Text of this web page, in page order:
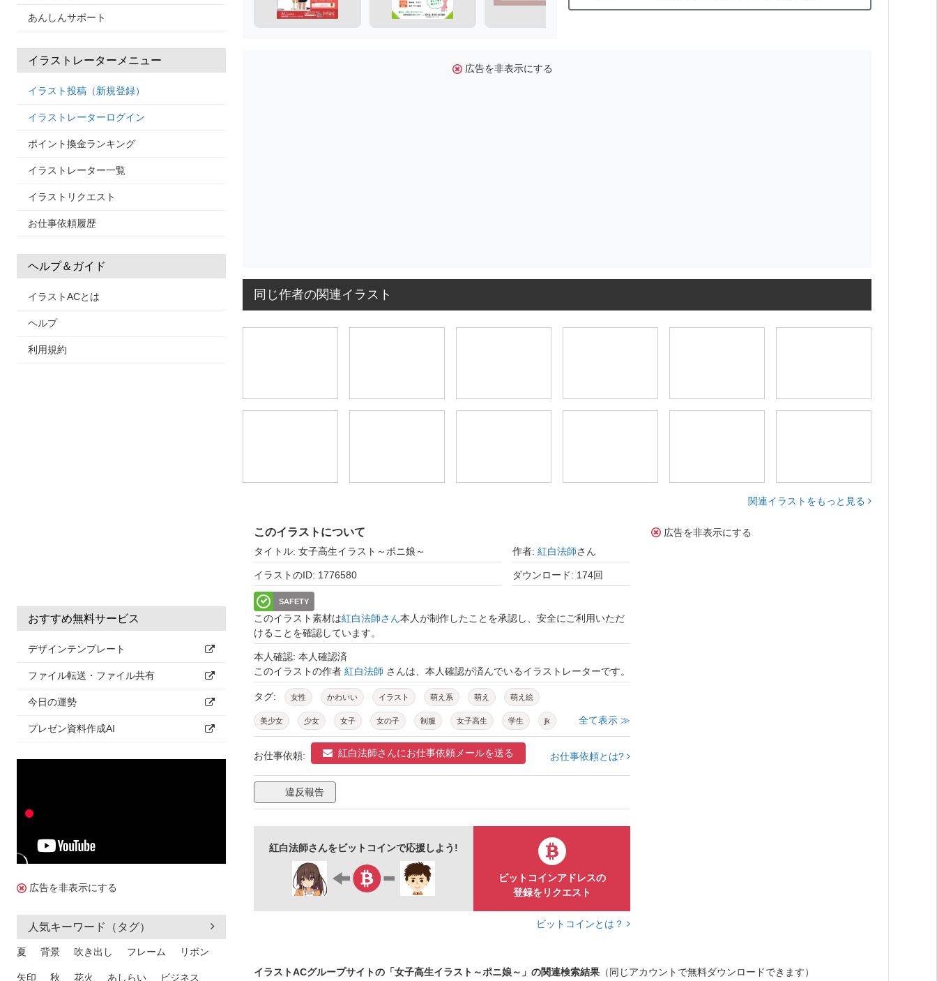
あんしんサポート
イラストレーターメニュー
イラスト投稿（新規登録）
イラストレーターログイン
ポイント換金ランキング
イラストレーター一覧
イラストリクエスト
お仕事依頼履歴
ヘルプ＆ガイド
イラストACとは
ヘルプ
利用規約
おすすめ無料サービス
デザインテンプレート
ファイル転送・ファイル共有
今日の運勢
プレゼン資料作成AI
広告を非表示にする
人気キーワード（タグ）
夏 背景 吹き出し フレーム リボン
矢印 秋 花火 あしらい ビジネス
広告を非表示にする
同じ作者の関連イラスト
関連イラストをもっと見る
このイラストについて
タイトル: 女子高生イラスト～ポニ娘～ 作者: 紅白法師さん
イラストのID: 1776580 ダウンロード: 174回
SAFETY
このイラスト素材は紅白法師さん本人が制作したことを承認し、安全にご利用いただ
けることを確認しています。
本人確認: 本人確認済
このイラストの作者 紅白法師 さんは、本人確認が済んでいるイラストレーターです。
タグ: 女性 かわいい イラスト 萌え系 萌え 萌え絵
美少女 少女 女子 女の子 制服 女子高生 学生 jk
人間 10代
全て表示 ≫
お仕事依頼: 紅白法師さんにお仕事依頼メールを送る お仕事依頼とは?
違反報告
紅白法師さんをビットコインで応援しよう!
ビットコインアドレスの
登録をリクエスト
ビットコインとは？
広告を非表示にする
イラストACグループサイトの「女子高生イラスト～ポニ娘～」の関連検索結果 （同じアカウントで無料ダウンロードできます）